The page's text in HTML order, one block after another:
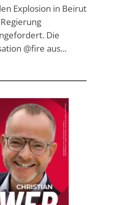
Explosion in Beirut
Die
@fire aus...